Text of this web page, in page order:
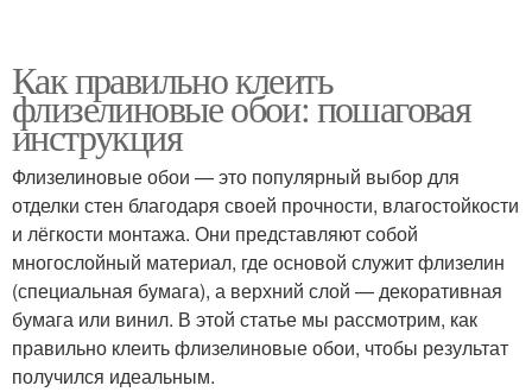
Как правильно клеить
флизелиновые обои: пошаговая
инструкция
Флизелиновые обои — это популярный выбор для
отделки стен благодаря своей прочности, влагостойкости
и лёгкости монтажа. Они представляют собой
многослойный материал, где основой служит флизелин
(специальная бумага), а верхний слой — декоративная
бумага или винил. В этой статье мы рассмотрим, как
правильно клеить флизелиновые обои, чтобы результат
получился идеальным.